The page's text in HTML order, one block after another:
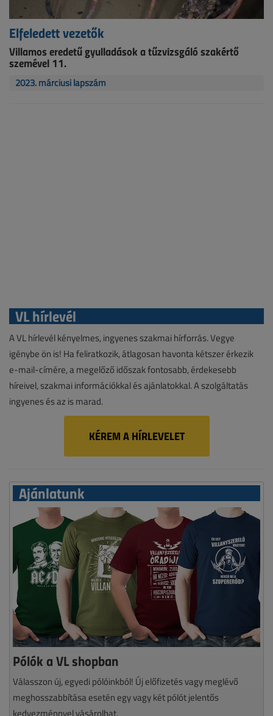
Elfeledett vezetők
Villamos eredetű gyulladások a tűzvizsgáló szakértő
szemével 11.
2023. márciusi lapszám
VL hírlevél
A VL hírlevél kényelmes, ingyenes szakmai hírforrás. Vegye
igénybe ön is! Ha feliratkozik, átlagosan havonta kétszer érkezik
e-mail-címére, a megelőző időszak fontosabb, érdekesebb
híreivel, szakmai információkkal és ajánlatokkal. A szolgáltatás
ingyenes és az is marad.
KÉREM A HÍRLEVELET
Ajánlatunk
Pólók a VL shopban
Válasszon új, egyedi pólóinkból! Új előfizetés vagy meglévő
meghosszabbítása esetén egy vagy két pólót jelentős
kedvezménnyel vásárolhat.